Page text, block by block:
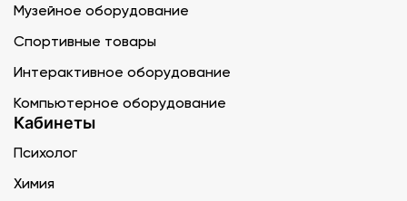
Музейное оборудование
Спортивные товары
Интерактивное оборудование
Компьютерное оборудование
Кабинеты
Психолог
Химия